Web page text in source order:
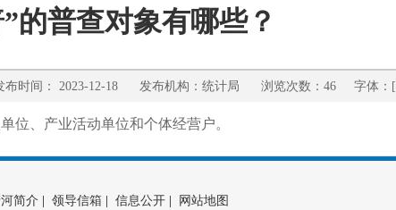
的普查对象有哪些？
间： 2023-12-18 发布机构：统计局 浏览次数：46 字体：[
位、产业活动单位和个体经营户。
简介 领导信箱 信息公开 网站地图